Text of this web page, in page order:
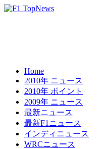
Home
2010年 ニュース
2010年 ポイント
2009年 ニュース
最新ニュース
最新F1ニュース
インディニュース
WRCニュース